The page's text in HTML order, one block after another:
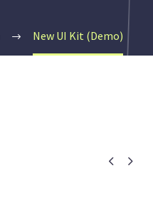
New UI Kit (Demo)
 